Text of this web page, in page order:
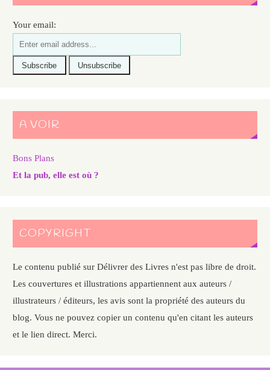
Your email:
A VOIR
Bons Plans
Et la pub, elle est où ?
COPYRIGHT
Le contenu publié sur Délivrer des Livres n'est pas libre de droit.
Les couvertures et illustrations appartiennent aux auteurs /
illustrateurs / éditeurs, les avis sont la propriété des auteurs du
blog. Vous ne pouvez copier un contenu qu'en citant les auteurs
et le lien direct. Merci.